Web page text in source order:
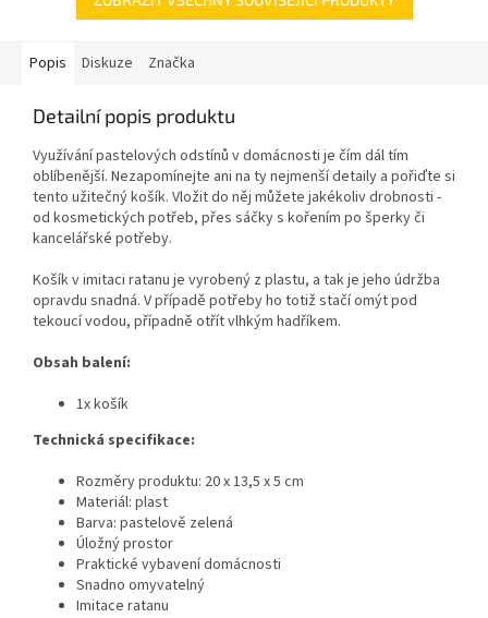
Popis Diskuze Značka
Detailní popis produktu
Využívání pastelových odstínů v domácnosti je čím dál tím
oblíbenější. Nezapomínejte ani na ty nejmenší detaily a pořiďte si
tento užitečný košík. Vložit do něj můžete jakékoliv drobnosti -
od kosmetických potřeb, přes sáčky s kořením po šperky či
kancelářské potřeby.
Košík v imitaci ratanu je vyrobený z plastu, a tak je jeho údržba
opravdu snadná. V případě potřeby ho totiž stačí omýt pod
tekoucí vodou, případně otřít vlhkým hadříkem.
Obsah balení:
1x košík
Technická specifikace:
Rozměry produktu: 20 x 13,5 x 5 cm
Materiál: plast
Barva: pastelově zelená
Úložný prostor
Praktické vybavení domácnosti
Snadno omyvatelný
Imitace ratanu